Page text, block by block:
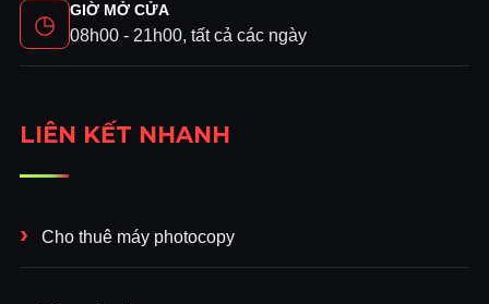
◷ GIỜ MỞ CỬA
08h00 - 21h00, tất cả các ngày
LIÊN KẾT NHANH
Cho thuê máy photocopy